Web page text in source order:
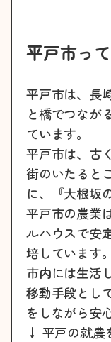
平戸市っ
平戸市は、長
と橋でつなが
ています。
平戸市は、古
街のいたると
に、『大根坂
平戸市の農業
ルハウスで安
培しています。
市内には生活
移動手段とし
をしながら安
↓ 平戸の就農